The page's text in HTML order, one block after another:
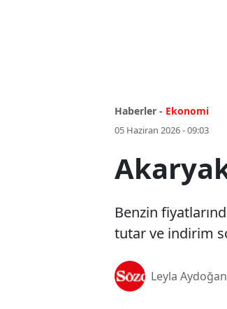
Haberler - Ekonomi
05 Haziran 2026 - 09:03
Benzin
tutar ve indirim
Leyla Aydoğan